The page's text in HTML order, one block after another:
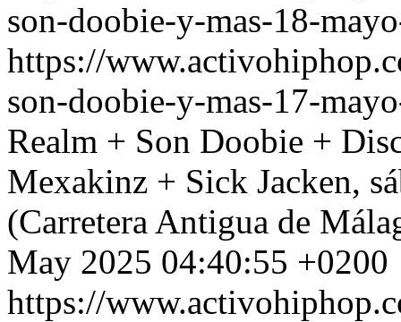
son-doobie-y-mas-18-
https://
son-doobie-y-mas-17-
Realm + Son Doobie +
Mexakinz + Sick Jacken,
(Carretera Antigua de
May 2025 04:40:55 +0200
https://